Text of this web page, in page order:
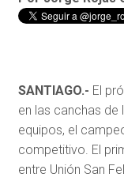
SANTIAGO.- El
en las canchas de
equipos, el
competitivo. El
entre Unión San